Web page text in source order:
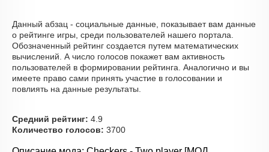
Данный абзац - социальные данные, показывает вам данные
о рейтинге игры, среди пользователей нашего портала.
Обозначенный рейтинг создается путем математических
вычислений. А число голосов покажет вам активность
пользователей в формировании рейтинга. Аналогично и вы
имеете право сами принять участие в голосовании и
повлиять на данные результаты.
Средний рейтинг: 4.9
Количество голосов: 3700